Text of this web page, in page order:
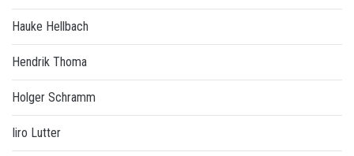
Hauke Hellbach
Hendrik Thoma
Holger Schramm
Iiro Lutter